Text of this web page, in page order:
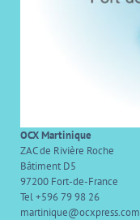
OCX Martinique
ZAC de Rivière Roche
Bâtiment D5
97200 Fort-de-France
Tel +596 79 98 26
martinique@ocxpress.com